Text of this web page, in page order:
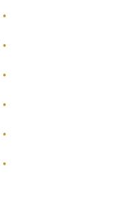
•
•
•
•
•
•